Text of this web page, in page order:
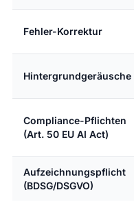
Fehler-Korrektur
Hintergrundgeräusche
Compliance-Pflichten
(Art. 50 EU AI Act)
Aufzeichnungspflicht
(BDSG/DSGVO)